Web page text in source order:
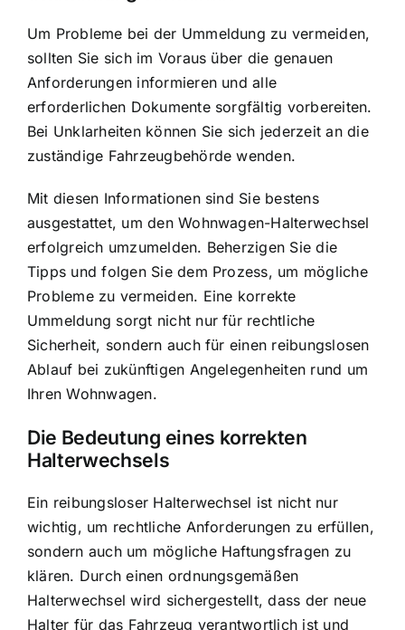
Um Probleme bei der Ummeldung zu vermeiden,
sollten Sie sich im Voraus über die genauen
Anforderungen informieren und alle
erforderlichen Dokumente sorgfältig vorbereiten.
Bei Unklarheiten können Sie sich jederzeit an die
zuständige Fahrzeugbehörde wenden.
Mit diesen Informationen sind Sie bestens
ausgestattet, um den Wohnwagen-Halterwechsel
erfolgreich umzumelden. Beherzigen Sie die
Tipps und folgen Sie dem Prozess, um mögliche
Probleme zu vermeiden. Eine korrekte
Ummeldung sorgt nicht nur für rechtliche
Sicherheit, sondern auch für einen reibungslosen
Ablauf bei zukünftigen Angelegenheiten rund um
Ihren Wohnwagen.
Die Bedeutung eines korrekten
Halterwechsels
Ein reibungsloser Halterwechsel ist nicht nur
wichtig, um rechtliche Anforderungen zu erfüllen,
sondern auch um mögliche Haftungsfragen zu
klären. Durch einen ordnungsgemäßen
Halterwechsel wird sichergestellt, dass der neue
Halter für das Fahrzeug verantwortlich ist und